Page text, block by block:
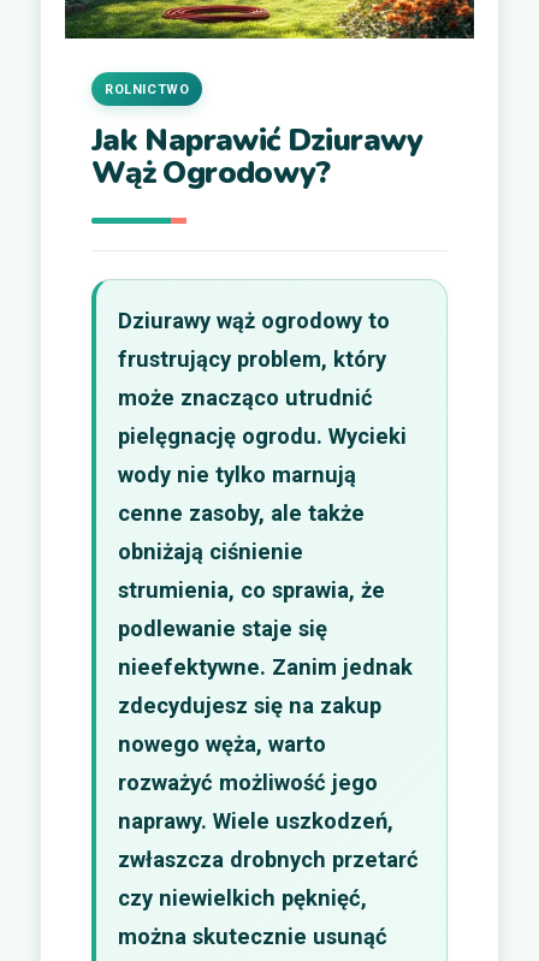
Jak Naprawić Dziurawy
Wąż Ogrodowy?
ROLNICTWO
Dziurawy wąż ogrodowy to
frustrujący problem, który
może znacząco utrudnić
pielęgnację ogrodu. Wycieki
wody nie tylko marnują
cenne zasoby, ale także
obniżają ciśnienie
strumienia, co sprawia, że
podlewanie staje się
nieefektywne. Zanim jednak
zdecydujesz się na zakup
nowego węża, warto
rozważyć możliwość jego
naprawy. Wiele uszkodzeń,
zwłaszcza drobnych przetarć
czy niewielkich pęknięć,
można skutecznie usunąć